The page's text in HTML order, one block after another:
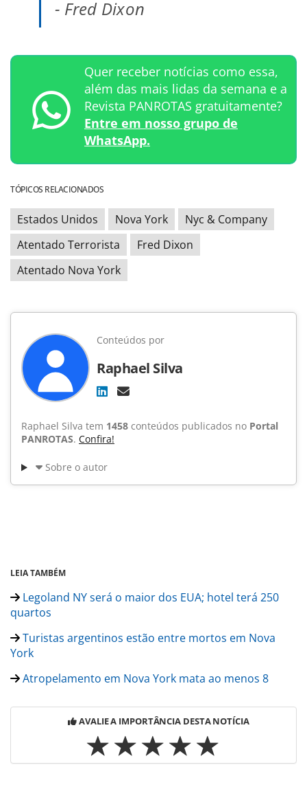
- Fred Dixon
Quer receber notícias como essa,
além das mais lidas da semana e a
Revista PANROTAS gratuitamente?
Entre em nosso grupo de
WhatsApp.
TÓPICOS RELACIONADOS
Estados Unidos Nova York
Nyc & Company
Atentado Terrorista
Fred Dixon
Atentado Nova York
Conteúdos por
Raphael Silva
Raphael Silva tem 1458 conteúdos publicados no Portal
PANROTAS. Confira!
Sobre o autor
LEIA TAMBÉM
Legoland NY será o maior dos EUA; hotel terá 250
quartos
Turistas argentinos estão entre mortos em Nova
York
Atropelamento em Nova York mata ao menos 8
AVALIE A IMPORTÂNCIA DESTA NOTÍCIA